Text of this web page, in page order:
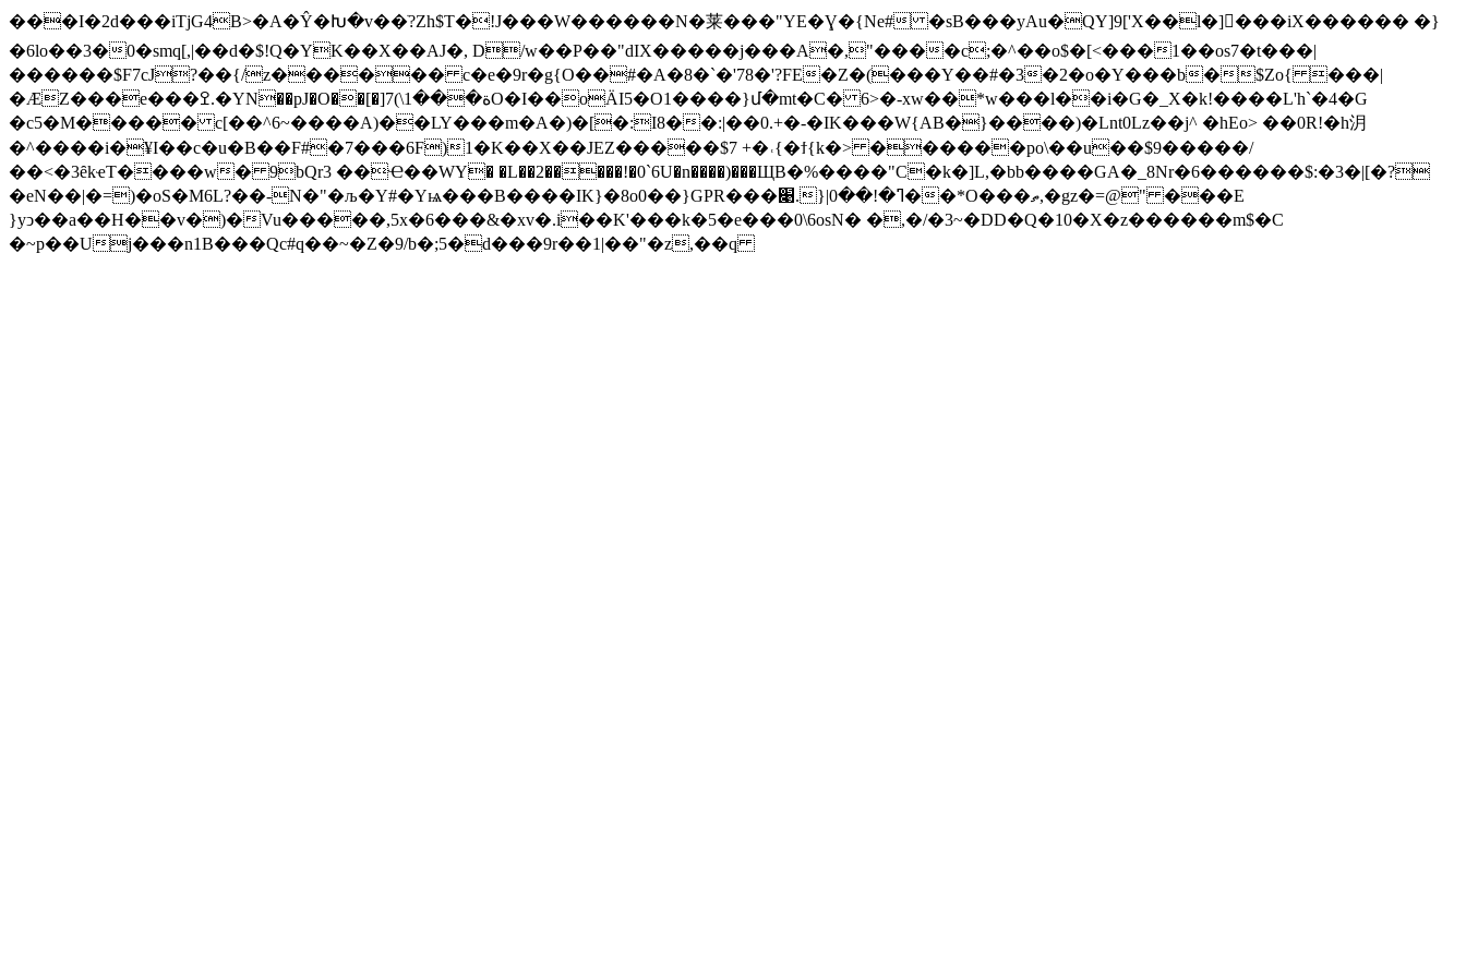
���I�2d���iTjG4B>�A�Ŷ�Խ�v��ׂ?Zh$T�!J���W������N�莱���"YE�Ɣ�{Ne# �sB���yAu�QY]9['X��l�]���iX������ �}
�6lo��3�0�smq[,|��d�$!Q�YK��X��AJ�, D/w��P��"dIX�����j���A�,"����c;�^��o$�[<���1��os7�t���|
������$F7cJ?��{/z������ c�e�9r�g{O��#�A�8�`�'78�'?FE�Z�(���Y��#�3�2�o�Y���b�$Zo{ ���|
�ÆZ���e���ߐ.�YN��pJ�O��[�]ة���1\)7O�I��oӒI5�O1����}մ�mt�C� 6>�-xw��*w���l��i�G�_X�k!����L'h`�4�G
�c5�M����� c[��^6~����A)��LY���m�A�)�[�:I8��:|��0.+�-�IK���W{AB�}����)�Lnt0Lz��j^ �hEo> ��0R!�h㳉
�^����i�¥I��c�u�B��F#�7���6F)1�K��X��JEZ�����$7 +�˓{�ϯ{k�> ������po\��u��$9�����/
��<�3ȇkҽT����w� 9bQr3 ��Ҽ��WY� �L��2�����!�0`6U�n����)���ЩB�%����"C�k�]L,�bb����GA�_8Nr�6������$:�3�|[�?
�eN��|�=)�oS�M6L?��-N�"�љ�Y#�Yѩ���B����IK}�8o0��}GPR���׉.}|ߣ�!��0��*O���ތ,�gz�=@" ���E
}yͻ��a��H��v�)�Vu�����,5x�6���&�xv�.i��K'���k�5�e���0\6osN� �,�/�3~�DD�Q�10�X�z������m$�C
�~p��Uj���n1B���Qc#q��~�Z�9/b�;5�d���9r��1|��"�z,��q